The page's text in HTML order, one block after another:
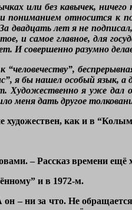
или без кавычек,
пониманием относится к
лет я не подписал,
и самое главное, для
И совершенно разумно
“человечеству”,
я бы нашел особый язык, а
Художественно я уже дал
меня дать другое
как и в
– Рассказ времени ещё
и в 1972-м.
– ни за что. Не